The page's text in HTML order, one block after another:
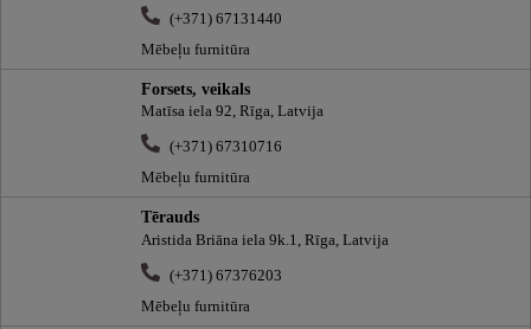
(+371) 67131440
Mēbeļu furnitūra
Forsets, veikals
Matīsa iela 92, Rīga, Latvija
(+371) 67310716
Mēbeļu furnitūra
Tērauds
Aristida Briāna iela 9k.1, Rīga, Latvija
(+371) 67376203
Mēbeļu furnitūra